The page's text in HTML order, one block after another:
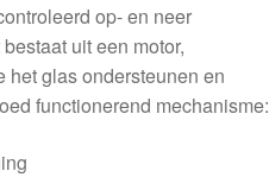
op- en neer
uit een motor,
glas ondersteunen en
functionerend mechanisme: